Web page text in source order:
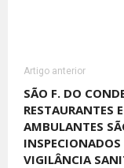
Artigo anterior
SÃO F. DO
RESTAURANTES E
AMBULANTES
INSPECIONADOS
VIGILÂNCIA